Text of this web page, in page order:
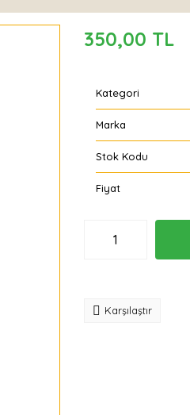
350,00 TL
Kategori
Marka
Stok Kodu
Fiyat
Karşılaştır